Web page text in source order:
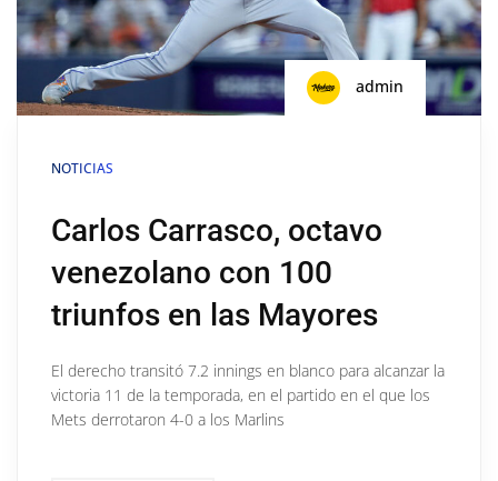
admin
NOTICIAS
Carlos Carrasco, octavo
venezolano con 100
triunfos en las Mayores
El derecho transitó 7.2 innings en blanco para alcanzar la
victoria 11 de la temporada, en el partido en el que los
Mets derrotaron 4-0 a los Marlins